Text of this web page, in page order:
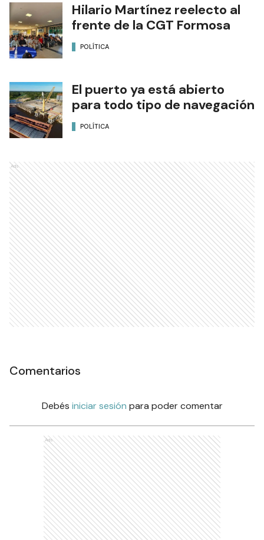
Hilario Martínez reelecto al
frente de la CGT Formosa
POLÍTICA
El puerto ya está abierto
para todo tipo de navegación
POLÍTICA
Ads
Comentarios
Debés iniciar sesión para poder comentar
Ads